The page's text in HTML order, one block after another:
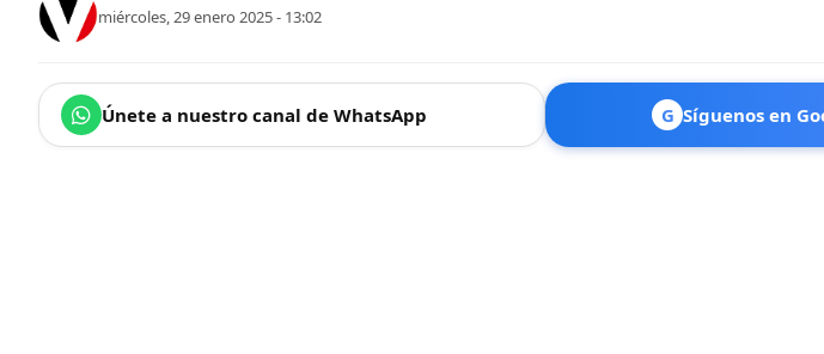
miércoles, 29 enero 2025 - 13:02
Únete a nuestro canal de WhatsApp G Síguenos en